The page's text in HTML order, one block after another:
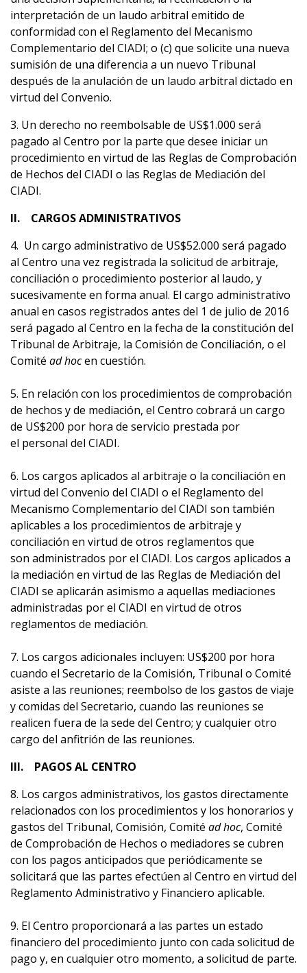
interpretación de un laudo arbitral emitido de
conformidad con el Reglamento del Mecanismo
Complementario del CIADI; o (c) que solicite una nueva
sumisión de una diferencia a un nuevo Tribunal
después de la anulación de un laudo arbitral dictado en
virtud del Convenio.
3. Un derecho no reembolsable de US$1.000 será
pagado al Centro por la parte que desee iniciar un
procedimiento en virtud de las Reglas de Comprobación
de Hechos del CIADI o las Reglas de Mediación del
CIADI.
II. CARGOS ADMINISTRATIVOS
4. Un cargo administrativo de US$52.000 será pagado
al Centro una vez registrada la solicitud de arbitraje,
conciliación o procedimiento posterior al laudo, y
sucesivamente en forma anual. El cargo administrativo
anual en casos registrados antes del 1 de julio de 2016
será pagado al Centro en la fecha de la constitución del
Tribunal de Arbitraje, la Comisión de Conciliación, o el
Comité ad hocen cuestión.
5. En relación con los procedimientos de comprobación
de hechos y de mediación, el Centro cobrará un cargo
de US$200 por hora de servicio prestada por
el personal del CIADI.
6. Los cargos aplicados al arbitraje o la conciliación en
virtud del Convenio del CIADI o el Reglamento del
Mecanismo Complementario del CIADI son también
aplicables a los procedimientos de arbitraje y
conciliación en virtud de otros reglamentos que
son administrados por el CIADI. Los cargos aplicados a
la mediación en virtud de las Reglas de Mediación del
CIADI se aplicarán asimismo a aquellas mediaciones
administradas por el CIADI en virtud de otros
reglamentos de mediación.
7. Los cargos adicionales incluyen: US$200 por hora
cuando el Secretario de la Comisión, Tribunal o Comité
asiste a las reuniones; reembolso de los gastos de viaje
y comidas del Secretario, cuando las reuniones se
realicen fuera de la sede del Centro; y cualquier otro
cargo del anfitrión de las reuniones.
III. PAGOS AL CENTRO
8. Los cargos administrativos, los gastos directamente
relacionados con los procedimientos y los honorarios y
gastos del Tribunal, Comisión, Comité ad hoc, Comité
de Comprobación de Hechos o mediadores se cubren
con los pagos anticipados que periódicamente se
solicitará que las partes efectúen al Centro en virtud del
Reglamento Administrativo y Financiero aplicable.
9. El Centro proporcionará a las partes un estado
financiero del procedimiento junto con cada solicitud de
pago y, en cualquier otro momento, a solicitud de parte.